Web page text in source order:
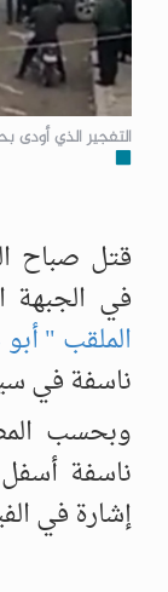
التفجير الذي
في الجبهة
الملقب "
ناسفة في
وبحسب
ناسفة
إشارة في